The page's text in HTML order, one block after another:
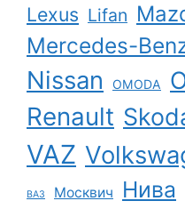
Lexus Lifan
Mercedes-
Nissan OMODA
Renault
VAZ
ВАЗ Москвич Нива